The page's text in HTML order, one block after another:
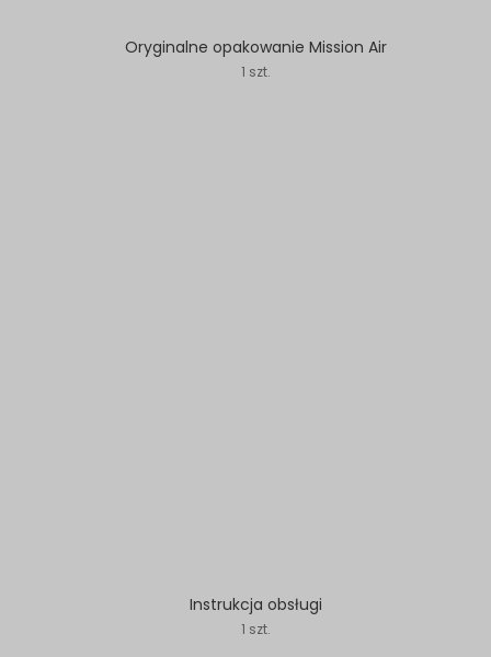
Oryginalne opakowanie Mission Air
1 szt.
Instrukcja obsługi
1 szt.